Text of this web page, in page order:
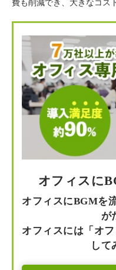
費も削減でき、大きなコス
オフィスに
オフィスにBGMを
が
オフィスには「オ
して